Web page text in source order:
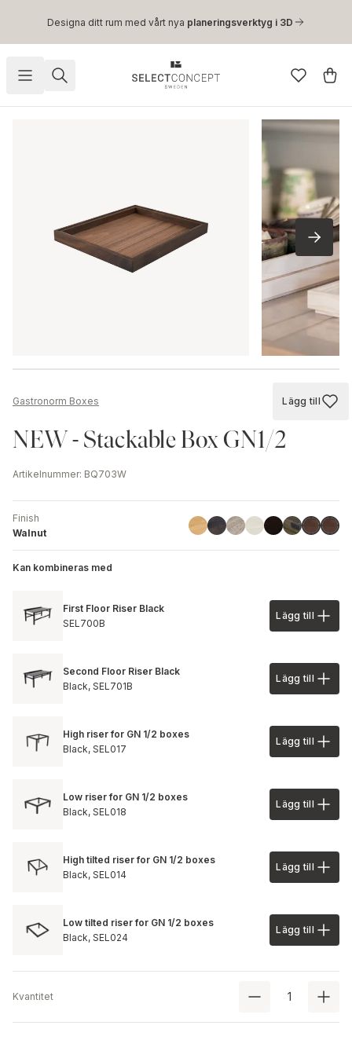
Hoppa till huvudinnehåll
Designa ditt rum med vårt nya planeringsverktyg i 3D
Gastronorm Boxes Lägg till
Lägg till
NEW - Stackable Box GN1/2
Artikelnummer: BQ703W
Finish
Walnut
LinoilHavana Black
Driftwood
AshBlackChestnut
Walnut
Kan kombineras med
First Floor Riser Black
SEL700B
Lägg till i
Lägg till
Second Floor Riser Black
Black, SEL701B Lägg till i
Lägg till
High riser for GN 1/2 boxes
Black, SEL017 Lägg till i
Lägg till
Low riser for GN 1/2 boxes
Black, SEL018 Lägg till i
Lägg till
High tilted riser for GN 1/2 boxes
Black, SEL014 Lägg till i
Lägg till
Low tilted riser for GN 1/2 boxes
Black, SEL024 Lägg till i
Lägg till
Kvantitet